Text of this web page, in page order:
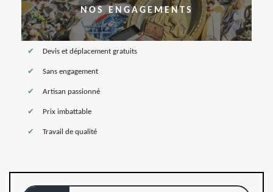
NOS ENGAGEMENTS
Devis et déplacement gratuits
Sans engagement
Artisan passionné
Prix imbattable
Travail de qualité